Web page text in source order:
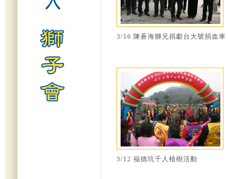
3/16 陳蒼海獅兄捐獻台大號捐血車
3/12 福德坑千人植樹活動